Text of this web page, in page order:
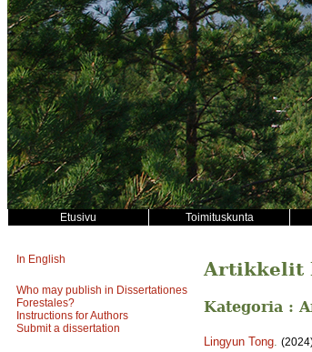
Etusivu Toimituskunta
In English
Who may publish in Dissertationes
Forestales?
Instructions for Authors
Submit a dissertation
Artikkelit
Kategoria :
Lingyun Tong